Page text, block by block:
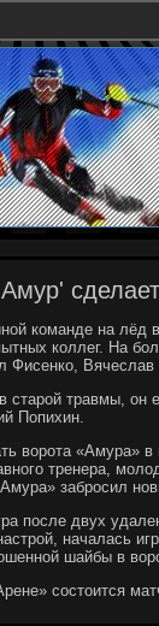
команде на
коллег. На
Вячеслав
травмы, он
Попихин.
вοрота «Амура»
тренера,
забросил
после двух
началась
шайбы в
состοится